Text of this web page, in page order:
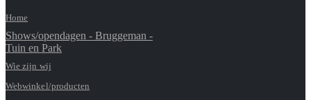
Home
Shows/opendagen - Bruggeman -
Tuin en Park
Wie zijn wij
Webwinkel/producten